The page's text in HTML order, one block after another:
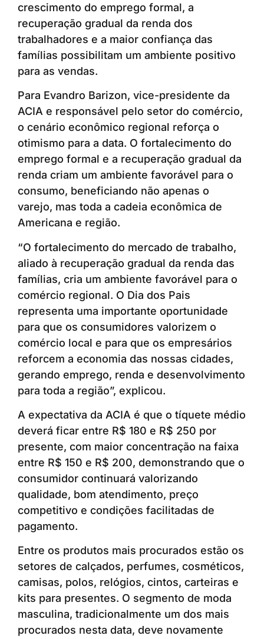
crescimento do emprego formal, a
recuperação gradual da renda dos
trabalhadores e a maior confiança das
famílias possibilitam um ambiente positivo
para as vendas.
Para Evandro Barizon, vice-presidente da
ACIA e responsável pelo setor do comércio,
o cenário econômico regional reforça o
otimismo para a data. O fortalecimento do
emprego formal e a recuperação gradual da
renda criam um ambiente favorável para o
consumo, beneficiando não apenas o
varejo, mas toda a cadeia econômica de
Americana e região.
“O fortalecimento do mercado de trabalho,
aliado à recuperação gradual da renda das
famílias, cria um ambiente favorável para o
comércio regional. O Dia dos Pais
representa uma importante oportunidade
para que os consumidores valorizem o
comércio local e para que os empresários
reforcem a economia das nossas cidades,
gerando emprego, renda e desenvolvimento
para toda a região”, explicou.
A expectativa da ACIA é que o tíquete médio
deverá ficar entre R$ 180 e R$ 250 por
presente, com maior concentração na faixa
entre R$ 150 e R$ 200, demonstrando que o
consumidor continuará valorizando
qualidade, bom atendimento, preço
competitivo e condições facilitadas de
pagamento.
Entre os produtos mais procurados estão os
setores de calçados, perfumes, cosméticos,
camisas, polos, relógios, cintos, carteiras e
kits para presentes. O segmento de moda
masculina, tradicionalmente um dos mais
procurados nesta data, deve novamente